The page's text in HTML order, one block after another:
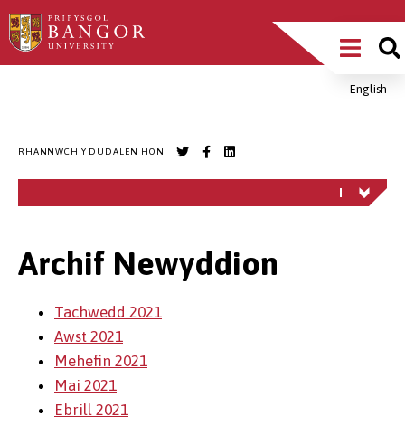
Sgipiwch
i’r
Main
MenuEnglish
RHANNWCH Y DUDALEN HON
Archif Newyddion
Tachwedd 2021
Awst 2021
Mehefin 2021
Mai 2021
Ebrill 2021